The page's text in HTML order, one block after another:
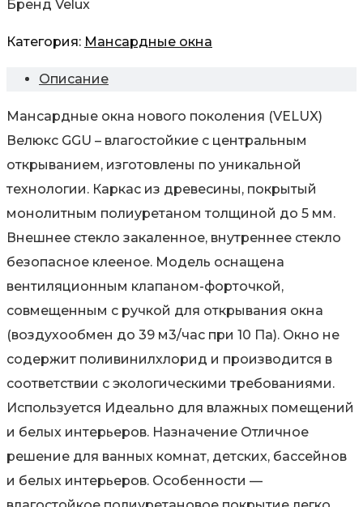
Бренд Velux
Категория: Мансардные окна
Описание
Мансардные окна нового поколения (VELUX)
Велюкс GGU – влагостойкие с центральным
открыванием, изготовлены по уникальной
технологии. Каркас из древесины, покрытый
монолитным полиуретаном толщиной до 5 мм.
Внешнее стекло закаленное, внутреннее стекло
безопасное клееное. Модель оснащена
вентиляционным клапаном-форточкой,
совмещенным с ручкой для открывания окна
(воздухообмен до 39 м3/час при 10 Па). Окно не
содержит поливинилхлорид и производится в
соответствии с экологическими требованиями.
Используется Идеально для влажных помещений
и белых интерьеров. Назначение Отличное
решение для ванных комнат, детских, бассейнов
и белых интерьеров. Особенности —